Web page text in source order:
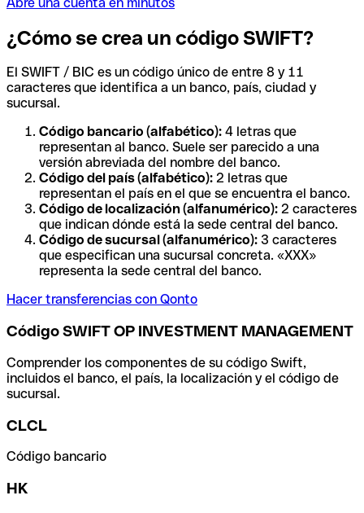
¿Cómo se crea un código SWIFT?
El SWIFT / BIC es un código único de entre 8 y 11
caracteres que identifica a un banco, país, ciudad y
sucursal.
Código bancario (alfabético): 4 letras que
representan al banco. Suele ser parecido a una
versión abreviada del nombre del banco.
Código del país (alfabético): 2 letras que
representan el país en el que se encuentra el banco.
Código de localización (alfanumérico): 2 caracteres
que indican dónde está la sede central del banco.
Código de sucursal (alfanumérico): 3 caracteres
que especifican una sucursal concreta. «XXX»
representa la sede central del banco.
Hacer transferencias con Qonto
Código SWIFT OP INVESTMENT MANAGEMENT
Comprender los componentes de su código Swift,
incluidos el banco, el país, la localización y el código de
sucursal.
CLCL
Código bancario
HK